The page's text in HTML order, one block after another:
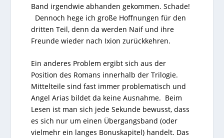
Band irgendwie abhanden gekommen. Schade!
Dennoch hege ich große Hoffnungen für den
dritten Teil, denn da werden Naif und ihre
Freunde wieder nach Ixion zurückkehren.
Ein anderes Problem ergibt sich aus der
Position des Romans innerhalb der Trilogie.
Mittelteile sind fast immer problematisch und
Angel Arias bildet da keine Ausnahme. Beim
Lesen ist man sich jede Sekunde bewusst, dass
es sich nur um einen Übergangsband (oder
vielmehr ein langes Bonuskapitel) handelt. Das